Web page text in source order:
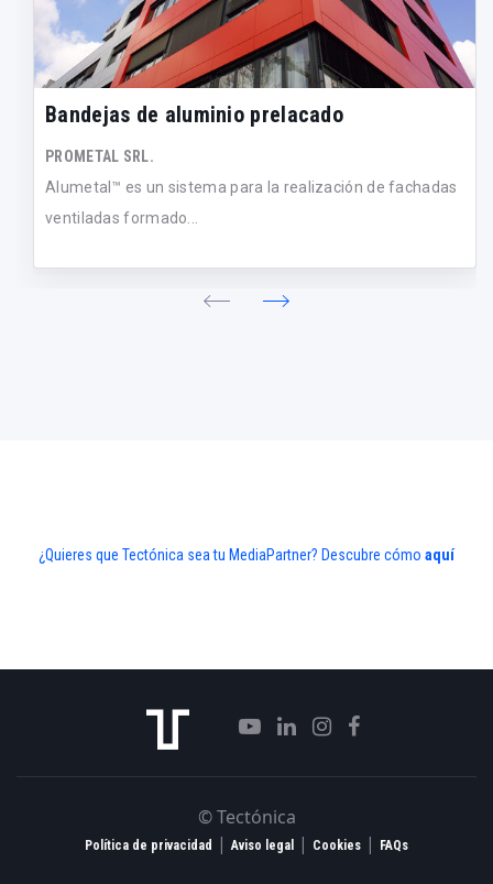
Bandejas de aluminio prelacado
PROMETAL SRL.
Alumetal™ es un sistema para la realización de fachadas
ventiladas formado...
¿Quieres que Tectónica sea tu MediaPartner? Descubre cómo aquí
© Tectónica
Política de privacidad |Aviso legal | Cookies | FAQs